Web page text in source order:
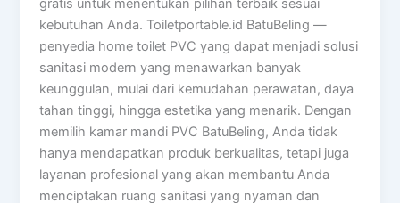
kebutuhan Anda. Toiletportable.id BatuBeling —
penyedia home toilet PVC yang dapat menjadi solusi
sanitasi modern yang menawarkan banyak
keunggulan, mulai dari kemudahan perawatan, daya
tahan tinggi, hingga estetika yang menarik. Dengan
memilih kamar mandi PVC BatuBeling, Anda tidak
hanya mendapatkan produk berkualitas, tetapi juga
layanan profesional yang akan membantu Anda
menciptakan ruang sanitasi yang nyaman dan